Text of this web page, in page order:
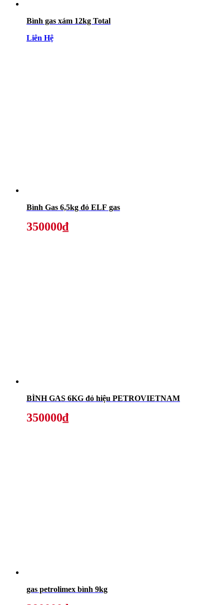
Bình gas xám 12kg Total
Liên Hệ
Bình Gas 6,5kg đỏ ELF gas
350000₫
BÌNH GAS 6KG đỏ hiệu PETROVIETNAM
350000₫
gas petrolimex bình 9kg